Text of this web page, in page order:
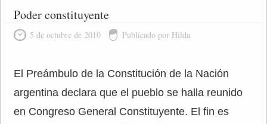
Poder constituyente
5 de octubre de 2010 Publicado por Hilda
El Preámbulo de la Constitución de la Nación
argentina declara que el pueblo se halla reunido
en Congreso General Constituyente. El fin es